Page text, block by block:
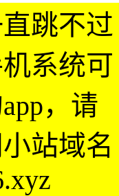
跳不过
系统可
，请
站域名